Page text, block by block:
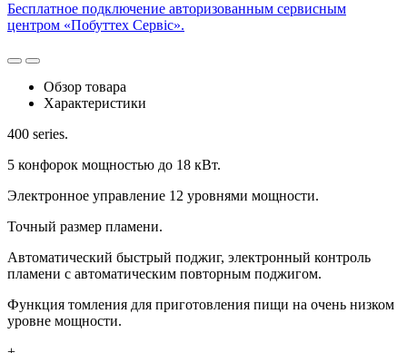
Бесплатное подключение авторизованным сервисным
центром «Побуттех Сервіс».
Обзор товара
Характеристики
400 series.
5 конфорок мощностью до 18 кВт.
Электронное управление 12 уровнями мощности.
Точный размер пламени.
Автоматический быстрый поджиг, электронный контроль
пламени с автоматическим повторным поджигом.
Функция томления для приготовления пищи на очень низком
уровне мощности.